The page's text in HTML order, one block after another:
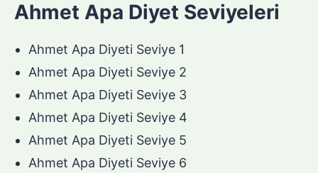
Ahmet Apa Diyet Seviyeleri
Ahmet Apa Diyeti Seviye 1
Ahmet Apa Diyeti Seviye 2
Ahmet Apa Diyeti Seviye 3
Ahmet Apa Diyeti Seviye 4
Ahmet Apa Diyeti Seviye 5
Ahmet Apa Diyeti Seviye 6